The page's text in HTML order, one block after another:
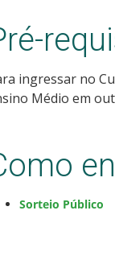
ingressar no
Médio em
Sorteio Público